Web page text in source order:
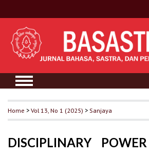
Home >Vol 13, No 1 (2025) > Sanjaya
DISCIPLINARY